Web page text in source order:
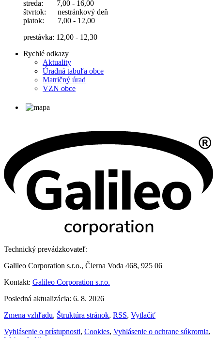
streda: 7,00 - 16,00
štvrtok: nestránkový deň
piatok: 7,00 - 12,00
prestávka: 12,00 - 12,30
Rychlé odkazy
Aktuality
Úradná tabuľa obce
Matričný úrad
VZN obce
Technický prevádzkovateľ:
Galileo Corporation s.r.o., Čierna Voda 468, 925 06
Kontakt: Galileo Corporation s.r.o.
Posledná aktualizácia: 6. 8. 2026
Zmena vzhľadu, Štruktúra stránok, RSS, Vytlačiť
Vyhlásenie o prístupnosti, Cookies, Vyhlásenie o ochrane súkromia,